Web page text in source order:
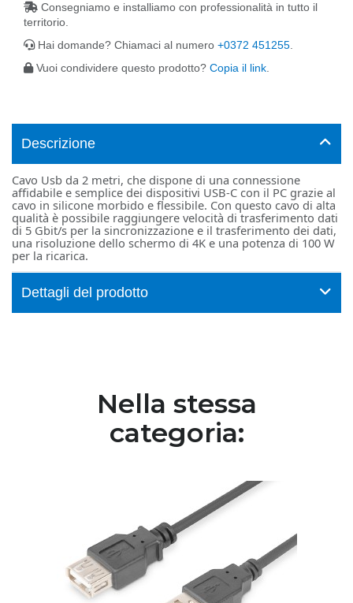
Consegniamo e installiamo con professionalità in tutto il
territorio.
Hai domande? Chiamaci al numero +0372 451255
Vuoi condividere questo prodotto? Copia il link
Descrizione
Cavo Usb da 2 metri, che dispone di una connessione
affidabile e semplice dei dispositivi USB-C con il PC grazie al
cavo in silicone morbido e flessibile. Con questo cavo di alta
qualità è possibile raggiungere velocità di trasferimento dati
di 5 Gbit/s per la sincronizzazione e il trasferimento dei dati,
una risoluzione dello schermo di 4K e una potenza di 100 W
per la ricarica.
Dettagli del prodotto
Nella stessa
categoria: